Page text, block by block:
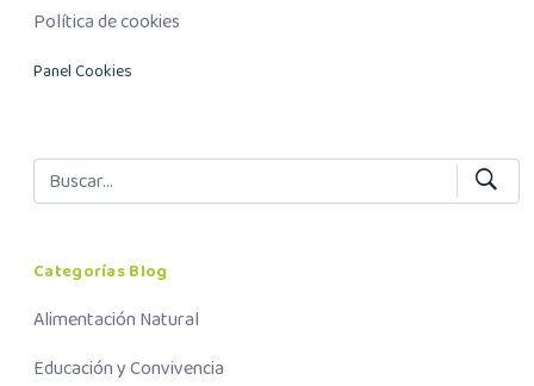
Política de cookies
Panel Cookies
Categorías Blog
Alimentación Natural
Educación y Convivencia